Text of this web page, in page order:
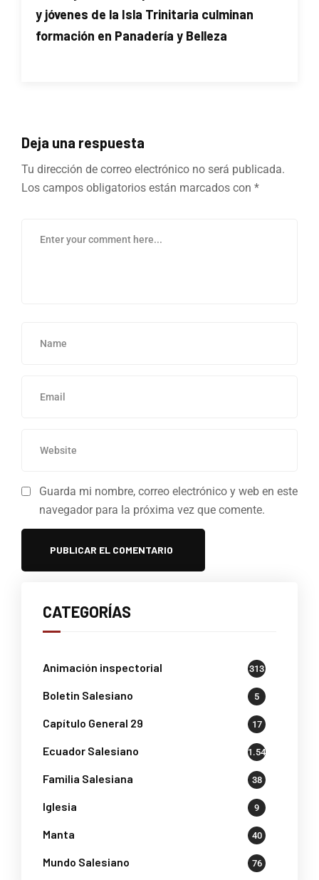
y jóvenes de la Isla Trinitaria culminan
formación en Panadería y Belleza
Deja una respuesta
Tu dirección de correo electrónico no será publicada.
Los campos obligatorios están marcados con *
Guarda mi nombre, correo electrónico y web en este
navegador para la próxima vez que comente.
CATEGORÍAS
Animación inspectorial 313
Boletin Salesiano 5
Capítulo General 29 17
Ecuador Salesiano 1.545
Familia Salesiana 38
Iglesia 9
Manta 40
Mundo Salesiano 76